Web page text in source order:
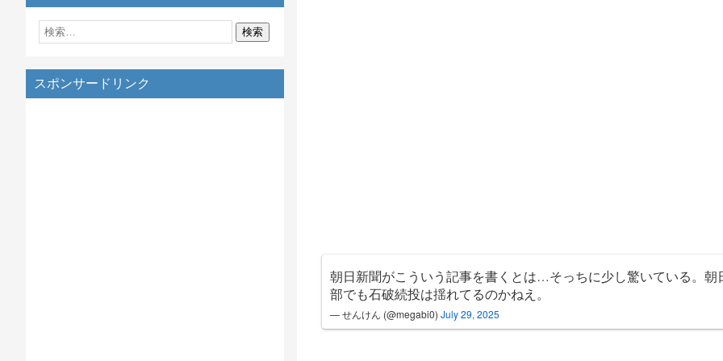
スポンサードリンク
朝日新聞がこういう記事を書くとは…そっちに少し驚いている。朝
部でも石破続投は揺れてるのかねえ。
— せんけん (@megabi0) July 29, 2025